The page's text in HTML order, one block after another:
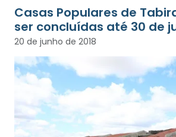
Casas Populares de
ser concluídas até 30 de
20 de junho de 2018